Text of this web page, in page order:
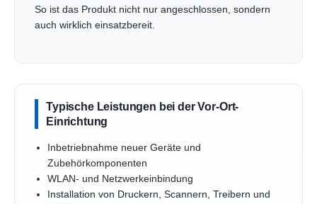
So ist das Produkt nicht nur angeschlossen, sondern
auch wirklich einsatzbereit.
Typische Leistungen bei der Vor-Ort-
Einrichtung
Inbetriebnahme neuer Geräte und
Zubehörkomponenten
WLAN- und Netzwerkeinbindung
Installation von Druckern, Scannern, Treibern und